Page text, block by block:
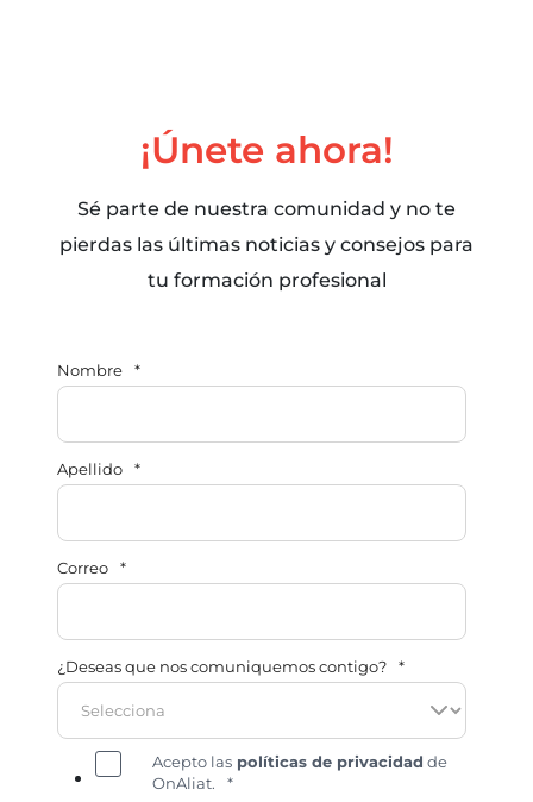
¡Únete ahora!
Sé parte de nuestra comunidad y no te
pierdas las últimas noticias y consejos para
tu formación profesional
Nombre *
Apellido *
Correo *
¿Deseas que nos comuniquemos contigo? *
Acepto las políticas de privacidad de
OnAliat.
*